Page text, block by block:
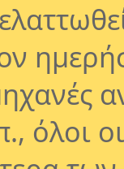
όλοι